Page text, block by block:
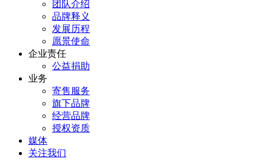
团队介绍
品牌释义
发展历程
愿景使命
企业责任
公益捐助
业务
寄售服务
旗下品牌
经营品牌
授权资质
媒体
关注我们